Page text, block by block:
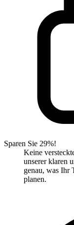
Sparen Sie 29%!
Keine
unserer klaren
genau, was Ihr
planen.